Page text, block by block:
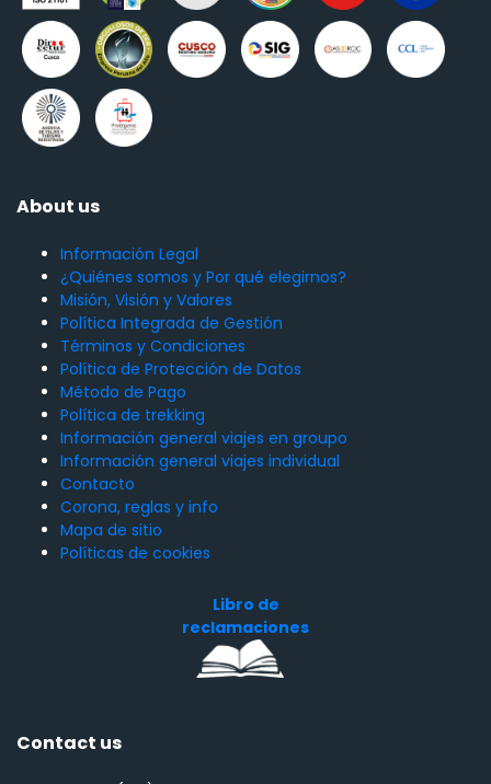
About us
Información Legal
¿Quiénes somos y Por qué elegirnos?
Misión, Visión y Valores
Política Integrada de Gestión
Términos y Condiciones
Política de Protección de Datos
Método de Pago
Política de trekking
Información general viajes en groupo
Información general viajes individual
Contacto
Corona, reglas y info
Mapa de sitio
Políticas de cookies
Libro de
reclamaciones
Contact us